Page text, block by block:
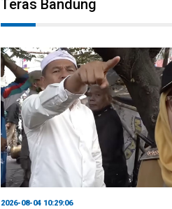
Teras Bandung
2026-08-04 10:29:06